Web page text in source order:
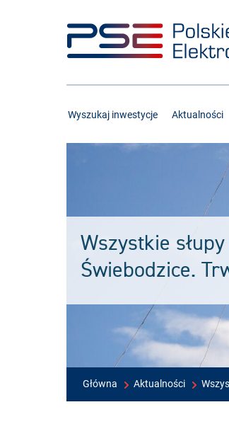
Wyszukaj inwestycje Aktualności
Wszystkie
Świebodzice.
Główna Aktualności